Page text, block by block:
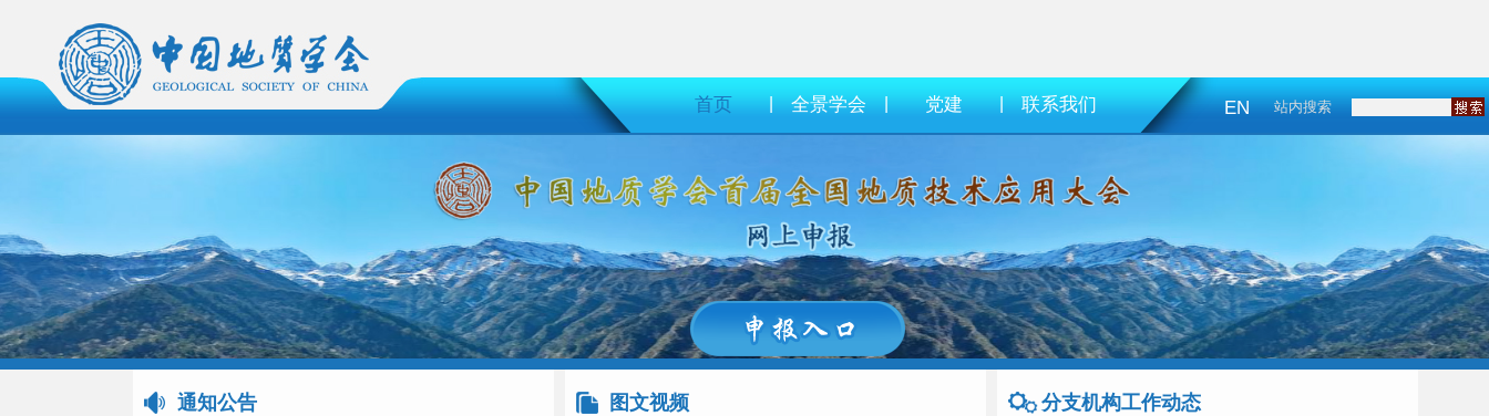
首页 | 全景学会 | 党建 | 联系我们 EN 站内搜索
通知公告 图文视频 分支机构工作动态